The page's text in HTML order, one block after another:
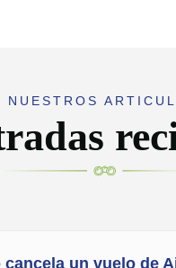
NUESTROS
cancela un vuelo de